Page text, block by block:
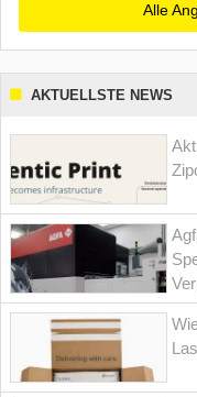
Alle
AKTUELLSTE NEWS